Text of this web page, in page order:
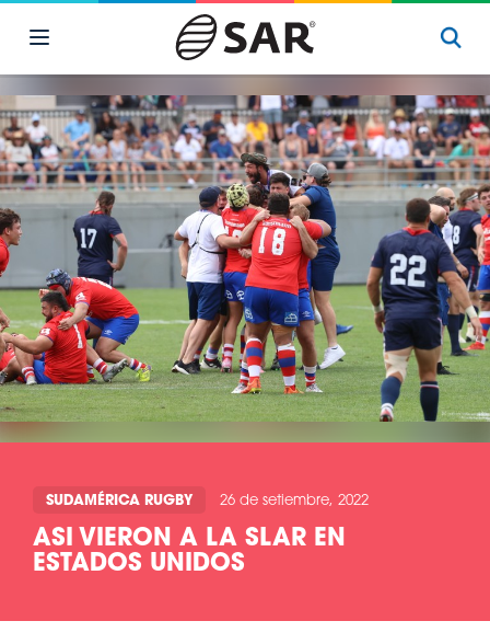
SUDAMÉRICA RUGBY 26 de setiembre, 2022
ASI VIERON A LA SLAR EN
ESTADOS UNIDOS